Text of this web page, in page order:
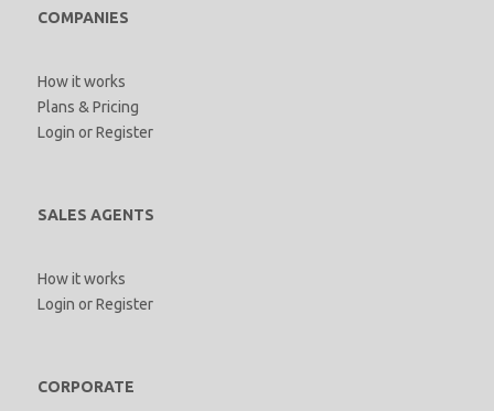
COMPANIES
How it works
Plans & Pricing
Login orRegister
SALES AGENTS
How it works
Login orRegister
CORPORATE